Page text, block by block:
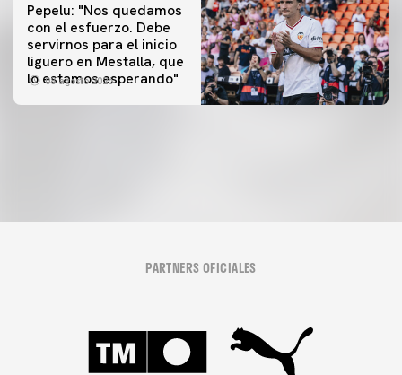
Pepelu: "Nos quedamos
con el esfuerzo. Debe
servirnos para el inicio
liguero en Mestalla, que
lo estamos esperando"
08 agosto 2026
PRIMER EQUIPO
Las fotos del Valencia CF-Newcastle United FC
PRIMER EQUIPO
MESTALLA 📍
PARTNERS OFICIALES